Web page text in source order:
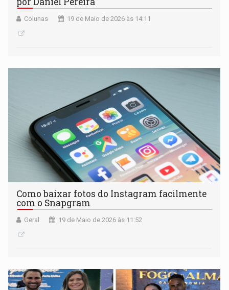
Colunas 19 de Maio de 2026 às 14:11
Como baixar fotos do Instagram facilmente
com o Snapgram
Geral 19 de Maio de 2026 às 11:52